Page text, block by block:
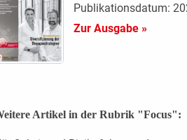
Publikationsdatum:
Zur Ausgabe »
Artikel in der Rubrik "Focus":